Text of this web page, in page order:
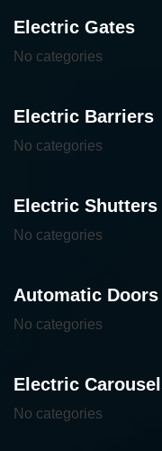
Electric Gates
No categories
Electric Barriers
No categories
Electric Shutters
No categories
Automatic Doors
No categories
Electric
No categories